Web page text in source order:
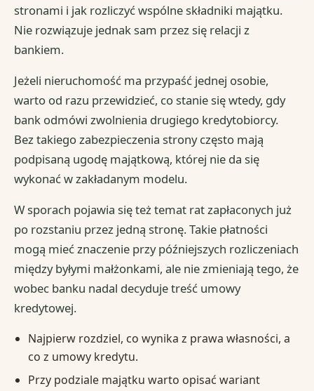
stronami i jak rozliczyć wspólne składniki majątku.
Nie rozwiązuje jednak sam przez się relacji z
bankiem.
Jeżeli nieruchomość ma przypaść jednej osobie,
warto od razu przewidzieć, co stanie się wtedy, gdy
bank odmówi zwolnienia drugiego kredytobiorcy.
Bez takiego zabezpieczenia strony często mają
podpisaną ugodę majątkową, której nie da się
wykonać w zakładanym modelu.
W sporach pojawia się też temat rat zapłaconych już
po rozstaniu przez jedną stronę. Takie płatności
mogą mieć znaczenie przy późniejszych rozliczeniach
między byłymi małżonkami, ale nie zmieniają tego, że
wobec banku nadal decyduje treść umowy
kredytowej.
Najpierw rozdziel, co wynika z prawa własności, a
co z umowy kredytu.
Przy podziale majątku warto opisać wariant